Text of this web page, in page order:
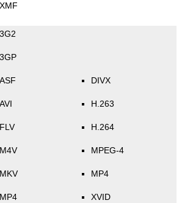
XMF
3G2
3GP
ASF
AVI
FLV
M4V
MKV
MP4
DIVX
H.263
H.264
MPEG-4
MP4
XVID